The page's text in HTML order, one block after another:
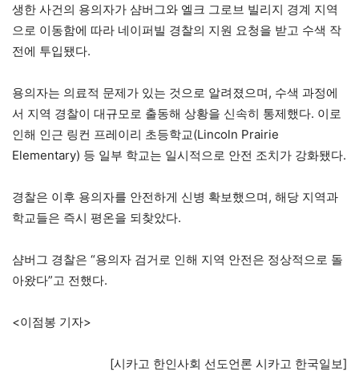
생한 사건의 용의자가 샴버그와 엘크 그로브 빌리지 경계 지역
으로 이동함에 따라 네이퍼빌 경찰의 지원 요청을 받고 수색 작
전에 투입됐다.
용의자는 의료적 문제가 있는 것으로 알려졌으며, 수색 과정에
서 지역 경찰이 대규모로 출동해 상황을 신속히 통제했다. 이로
인해 인근 링컨 프레이리 초등학교(Lincoln Prairie
Elementary) 등 일부 학교는 일시적으로 안전 조치가 강화됐다.
경찰은 이후 용의자를 안전하게 신병 확보했으며, 해당 지역과
학교들은 즉시 평온을 되찾았다.
샴버그 경찰은 “용의자 검거로 인해 지역 안전은 정상적으로 돌
아왔다”고 전했다.
<이점봉 기자>
[시카고 한인사회 선도언론 시카고 한국일보]